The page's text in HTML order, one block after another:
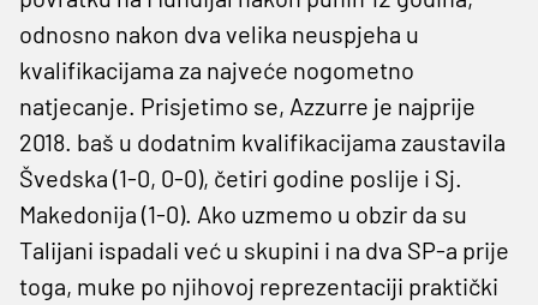
odnosno nakon dva velika neuspjeha u
kvalifikacijama za najveće nogometno
natjecanje. Prisjetimo se, Azzurre je najprije
2018. baš u dodatnim kvalifikacijama zaustavila
Švedska (1-0, 0-0), četiri godine poslije i Sj.
Makedonija (1-0). Ako uzmemo u obzir da su
Talijani ispadali već u skupini i na dva SP-a prije
toga, muke po njihovoj reprezentaciji praktički